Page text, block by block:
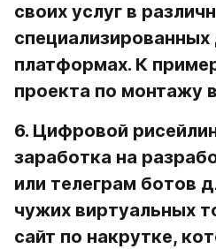
своих услуг в
специализированных
платформах. К
проекта по монтажу
6. Цифровой
заработка на
или телеграм ботов
чужих виртуальных
сайт по накрутке,